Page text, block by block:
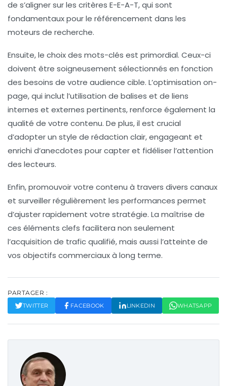
de s’aligner sur les critères E-E-A-T, qui sont
fondamentaux pour le référencement dans les
moteurs de recherche.
Ensuite, le choix des mots-clés est primordial. Ceux-ci
doivent être soigneusement sélectionnés en fonction
des besoins de votre audience cible. L’optimisation on-
page, qui inclut l’utilisation de balises et de liens
internes et externes pertinents, renforce également la
qualité de votre contenu. De plus, il est crucial
d’adopter un style de rédaction clair, engageant et
enrichi d’anecdotes pour capter et fidéliser l’attention
des lecteurs.
Enfin, promouvoir votre contenu à travers divers canaux
et surveiller régulièrement les performances permet
d’ajuster rapidement votre stratégie. La maîtrise de
ces éléments clefs facilitera non seulement
l’acquisition de trafic qualifié, mais aussi l’atteinte de
vos objectifs commerciaux à long terme.
PARTAGER :
TWITTER FACEBOOK LINKEDIN WHATSAPP